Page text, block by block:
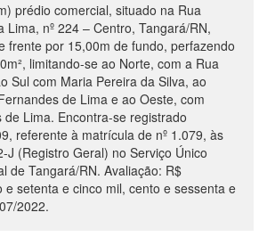
prédio comercial, situado na Rua
Lima, nº 224 – Centro, Tangará/RN,
frente por 15,00m de fundo, perfazendo
limitando-se ao Norte, com a Rua
Sul com Maria Pereira da Silva, ao
de Lima e ao Oeste, com
Lima. Encontra-se registrado
referente à matrícula de nº 1.079, às
J (Registro Geral) no Serviço Único
de Tangará/RN. Avaliação: R$
e setenta e cinco mil, cento e sessenta e
2022.